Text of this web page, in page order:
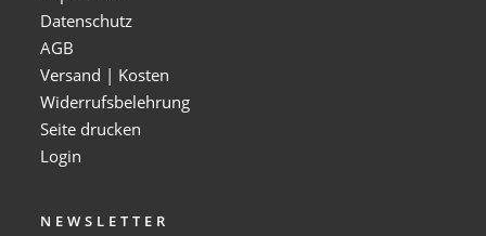
Datenschutz
AGB
Versand | Kosten
Widerrufsbelehrung
Seite drucken
Login
NEWSLETTER